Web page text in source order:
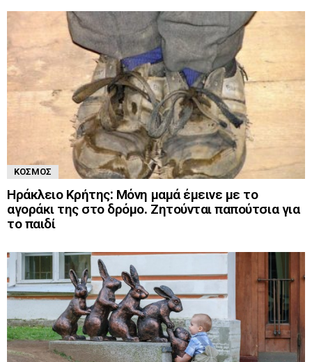
ΚΌΣΜΟΣ
Ηράκλειο Κρήτης: Μόνη μαμά έμεινε με το
αγοράκι της στο δρόμο. Ζητούνται παπούτσια για
το παιδί